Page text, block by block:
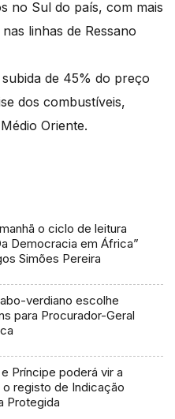
no Sul do país, com mais
linhas de Ressano
de 45% do preço
dos combustíveis,
Oriente.
o ciclo de leitura
Democracia em África”
Simões Pereira
verdiano escolhe
para Procurador-Geral
Príncipe poderá vir a
registo de Indicação
Protegida